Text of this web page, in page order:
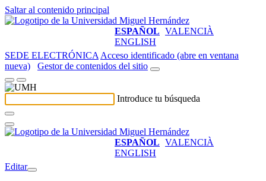
Saltar al contenido principal
ESPAÑOL VALENCIÀ
ENGLISH
SEDE ELECTRÓNICA Acceso identificado (abre en ventana
nueva)
Gestor de contenidos del sitio
Introduce tu búsqueda
ESPAÑOL VALENCIÀ
ENGLISH
Editar